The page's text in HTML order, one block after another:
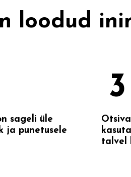
loodud
sageli üle
ja punetusele
3
talvel